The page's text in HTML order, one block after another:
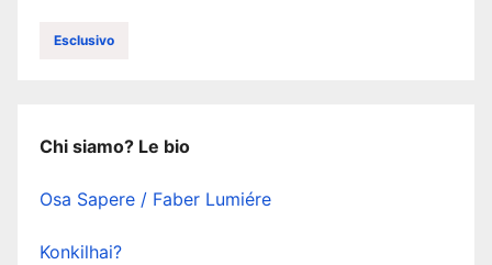
Esclusivo
Chi siamo? Le bio
Osa Sapere / Faber Lumiére
Konkilhai?